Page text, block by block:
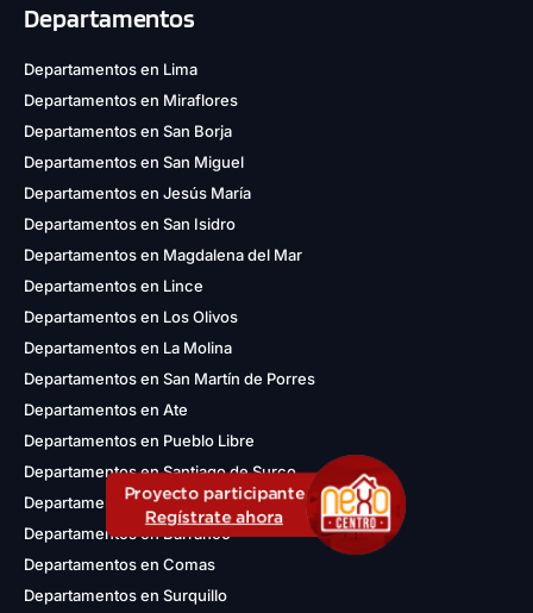
Proyecto participante
Regístrate ahora
Departamentos
Departamentos en Lima
Departamentos en Miraflores
Departamentos en San Borja
Departamentos en San Miguel
Departamentos en Jesús María
Departamentos en San Isidro
Departamentos en Magdalena del Mar
Departamentos en Lince
Departamentos en Los Olivos
Departamentos en La Molina
Departamentos en San Martín de Porres
Departamentos en Ate
Departamentos en Pueblo Libre
Departamentos en Santiago de Surco
Departamentos en Chorrillos
Departamentos en Barranco
Departamentos en Comas
Departamentos en Surquillo